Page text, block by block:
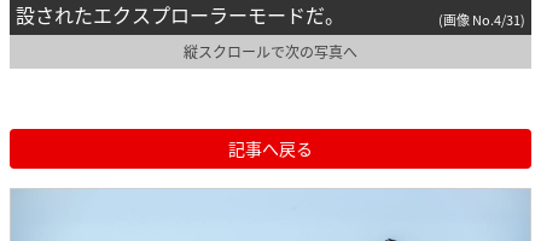
設されたエクスプローラーモードだ。
(画像 No.4/31)
縦スクロールで次の写真へ
記事へ戻る